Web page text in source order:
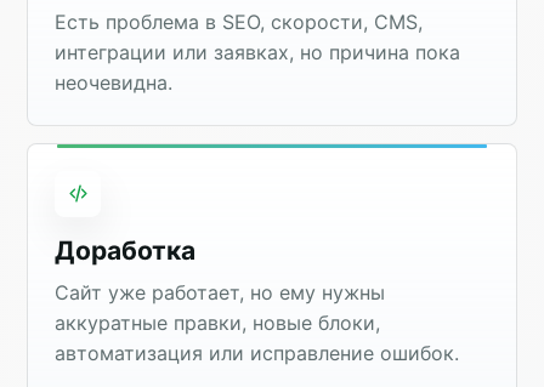
Есть проблема в SEO, скорости, CMS,
интеграции или заявках, но причина пока
неочевидна.
Доработка
Сайт уже работает, но ему нужны
аккуратные правки, новые блоки,
автоматизация или исправление ошибок.